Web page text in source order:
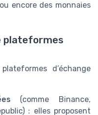
encore des monnaies
plateformes
d’échange
(comme Binance,
: elles proposent